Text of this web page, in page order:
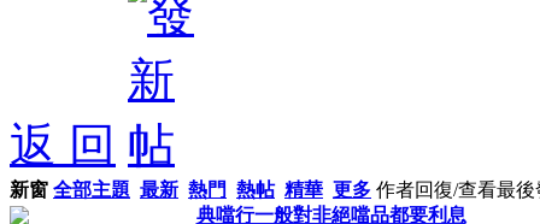
返 回
新窗 全部主題 最新 熱門 熱帖 精華 更多 作者回復/查看最後
典噹行一般對非絕噹品都要利息